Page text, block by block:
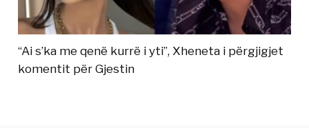
“Ai s’ka me qenë kurrë i yti”, Xheneta i përgjigjet
komentit për Gjestin